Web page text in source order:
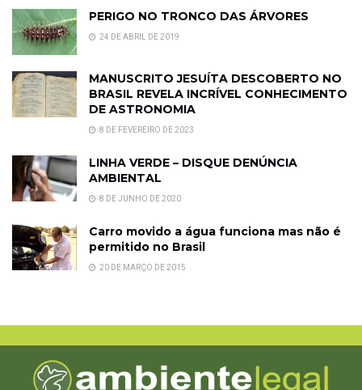
PERIGO NO TRONCO DAS ÁRVORES
24 DE ABRIL DE 2019
MANUSCRITO JESUÍTA DESCOBERTO NO
BRASIL REVELA INCRÍVEL CONHECIMENTO
DE ASTRONOMIA
8 DE FEVEREIRO DE 2023
LINHA VERDE – DISQUE DENÚNCIA
AMBIENTAL
8 DE JUNHO DE 2020
Carro movido a água funciona mas não é
permitido no Brasil
20 DE MARÇO DE 2015